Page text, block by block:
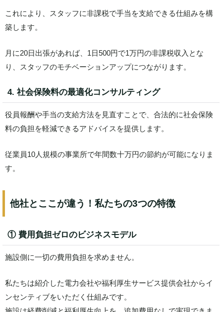
これにより、スタッフに非課税で手当を支給できる仕組みを構
築します。
月に20日出張があれば、1日500円で1万円の非課税収入とな
り、スタッフのモチベーションアップにつながります。
4. 社会保険料の最適化コンサルティング
役員報酬や手当の支給方法を見直すことで、合法的に社会保険
料の負担を軽減できるアドバイスを提供します。
従業員10人規模の事業所で年間数十万円の節約が可能になりま
す。
他社とここが違う！私たちの3つの特徴
① 費用負担ゼロのビジネスモデル
施設側に一切の費用負担を求めません。
私たちは紹介した電力会社や福利厚生サービス提供会社からイ
ンセンティブをいただく仕組みです。